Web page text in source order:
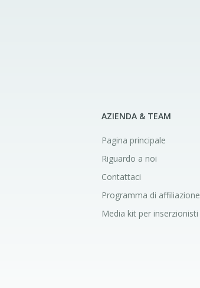
AZIENDA & TEAM
Pagina principale
Riguardo a noi
Contattaci
Programma di affiliazione
Media kit per inserzionisti